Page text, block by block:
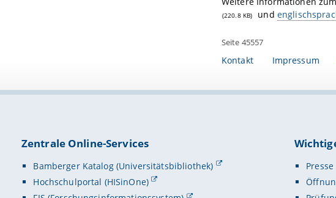
(220.8 KB) und
Seite 45557
Kontakt Impressum
Zentrale Online-Services
Bamberger Katalog (Universitätsbibliothek)
Hochschulportal (HISinOne)
Presse